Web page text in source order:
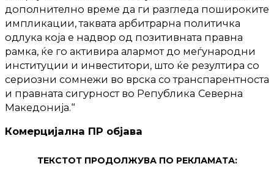
дополнително време да ги разгледа пошироките
импликации, таквата арбитрарна политичка
одлука која е надвор од позитивната правна
рамка, ќе го активира алармот до меѓународни
институции и инвеститори, што ќе резултира со
сериозни сомнежи во врска со транспарентноста
и правната сигурност во Републикa Северна
Македонија.“
Комерцијална ПР објава
ТЕКСТОТ ПРОДОЛЖУВА ПО РЕКЛАМАТА: